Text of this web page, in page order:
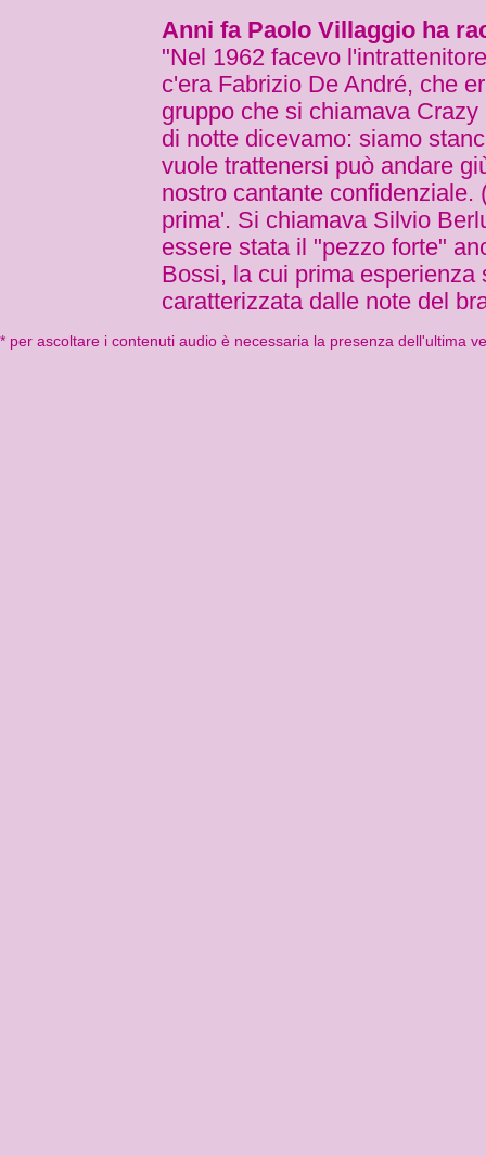
Anni fa Paolo Villaggio ha
"Nel 1962 facevo
c'era Fabrizio De André, che
gruppo che si chiamava
di notte dicevamo: siamo
vuole trattenersi può andare
nostro cantante
prima'. Si chiamava Silvio
essere stata il "pezzo forte"
Bossi, la cui prima
caratterizzata dalle note del
* per ascoltare i contenuti audio è necessaria la presenza dell'ultima